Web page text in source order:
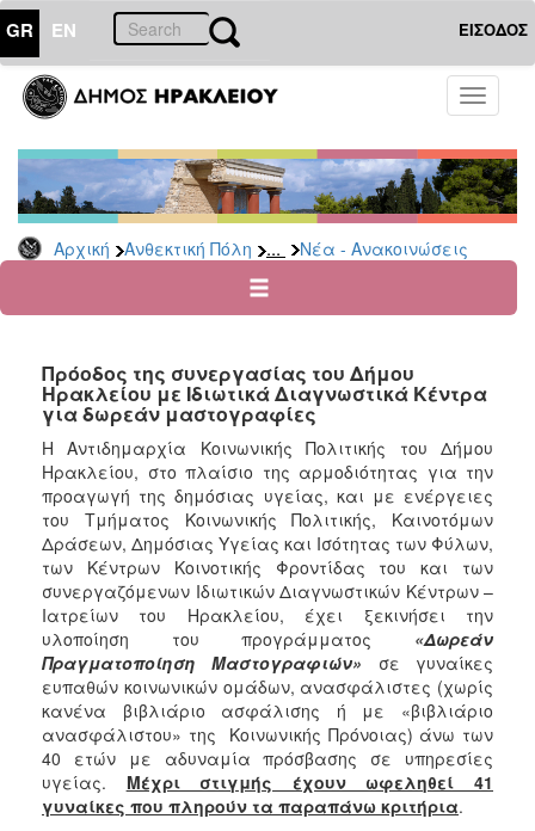
GR EN ΕΙΣΟΔΟΣ
Toggle
Αρχική Ανθεκτική Πόλη ... Νέα - Ανακοινώσεις
ΑΝΘΕΚΤΙΚΗ
ΠΟΛΗ
Κοινωνική
Πολιτική
Νέα
Ανακοινώσεις
για
Οικονομική
Αδυναμία
&
Φυσικές
Καταστροφές
Κέντρα
Κοινοτικής
Φροντίδας
(Κ.Α.Π.Η.)
Κέντρα
Δημιουργικής
Απασχόλησης
Παιδιών
(Κ.Δ.Α.Π.)
Κέντρα
Ημερήσιας
Φροντίδας
Πρόοδος της συνεργασίας του Δήμου
Ηρακλείου με Ιδιωτικά Διαγνωστικά Κέντρα
για δωρεάν μαστογραφίες
Η Αντιδημαρχία Κοινωνικής Πολιτικής του Δήμου
Ηρακλείου, στο πλαίσιο της αρμοδιότητας για την
προαγωγή της δημόσιας υγείας, και με ενέργειες
του Τμήματος Κοινωνικής Πολιτικής, Καινοτόμων
Δράσεων, Δημόσιας Υγείας και Ισότητας των Φύλων,
των Κέντρων Κοινοτικής Φροντίδας του και των
συνεργαζόμενων Ιδιωτικών Διαγνωστικών Κέντρων –
Ιατρείων του Ηρακλείου, έχει ξεκινήσει την
υλοποίηση του προγράμματος «Δωρεάν
Πραγματοποίηση Μαστογραφιών»
σε γυναίκες
ευπαθών κοινωνικών ομάδων, ανασφάλιστες (χωρίς
κανένα βιβλιάριο ασφάλισης ή με «βιβλιάριο
ανασφάλιστου» της Κοινωνικής Πρόνοιας) άνω των
40 ετών με αδυναμία πρόσβασης σε υπηρεσίες
υγείας. Μέχρι στιγμής έχουν ωφεληθεί 41
γυναίκες που πληρούν τα παραπάνω κριτήρια.